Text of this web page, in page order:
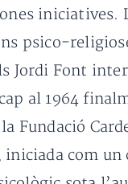
iniciatives.
psico-
Jordi Font
al 1964
Fundació
iniciada com un